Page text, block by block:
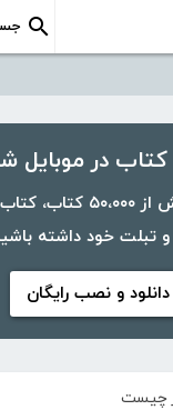
با اپلیکیشن کتابراه،
و تبلت خود داشته
دانلود و نصب رایگان
چیست